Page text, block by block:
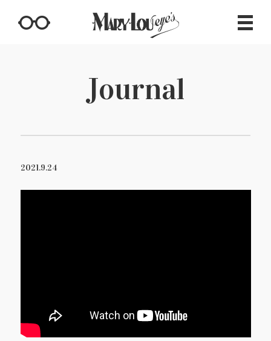
Journal
2021.9.24